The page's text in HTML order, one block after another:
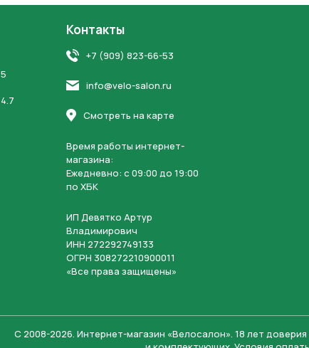
5
4.7
Контакты
+7 (909) 823-66-53
info@velo-salon.ru
Смотреть на карте
Время работы интернет-
магазина:
Ежедневно: c 09:00 до 19:00
по ХБК
ИП Девятко Артур
Владимирович
ИНН 272292749133
ОГРН 308272210900011
«Все права защищены»
С 2008-2026. Интернет-магазин «Велосалон». 18 лет